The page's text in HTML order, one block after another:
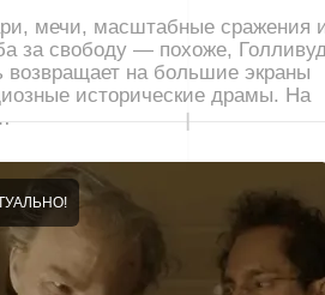
мечи, масштабные сражения
за свободу — похоже,
возвращает на большие экраны
исторические драмы. На